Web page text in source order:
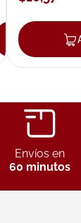
Envíos en
60 minutos